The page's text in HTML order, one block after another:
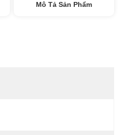
Mô Tả Sản Phẩm